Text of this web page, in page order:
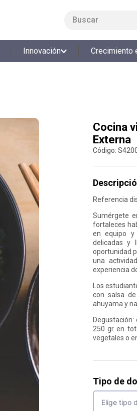
Innovación Crecimiento
Cocina
Externa
:
Referencia
Sumérgete
fortaleces
en equipo y
delicadas y
oportunidad
una
experiencia
Los
con salsa
ahuyama y
250 gr en
vegetales o
Tipo de